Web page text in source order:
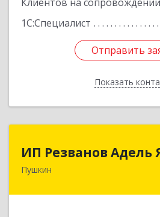
1С:Специалист
Отправить
Показать
Отправить
Назад
ИП Резванов Адель
Пушкин
196602, Санкт-Петербург г,